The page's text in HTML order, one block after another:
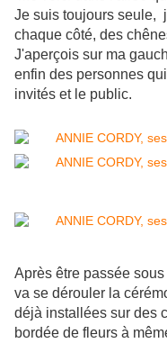
Je suis toujours seule,
chaque côté, des
J'aperçois sur ma
enfin des personnes
invités et le public.
Après être passée
va se dérouler la
déjà installées sur des
bordée de fleurs à